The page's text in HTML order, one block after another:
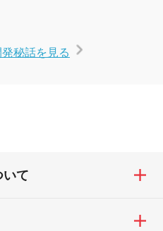
秘話を見る
て